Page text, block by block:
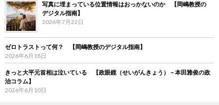
写真に埋まっている位置情報はおっかないのか 【岡嶋教授の
デジタル指南】
2026年7月22日
ゼロトラストって何？ 【岡嶋教授のデジタル指南】
2026年6月18日
きっと大平元首相は泣いている 【政眼鏡（せいがんきょう）－本田雅俊の政
治コラム】
2026年6月10日